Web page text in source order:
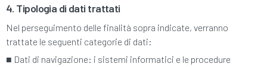
4. Tipologia di dati trattati
Nel perseguimento delle finalità sopra indicate, verranno
trattate le seguenti categorie di dati:
■ Dati di navigazione: i sistemi informatici e le procedure